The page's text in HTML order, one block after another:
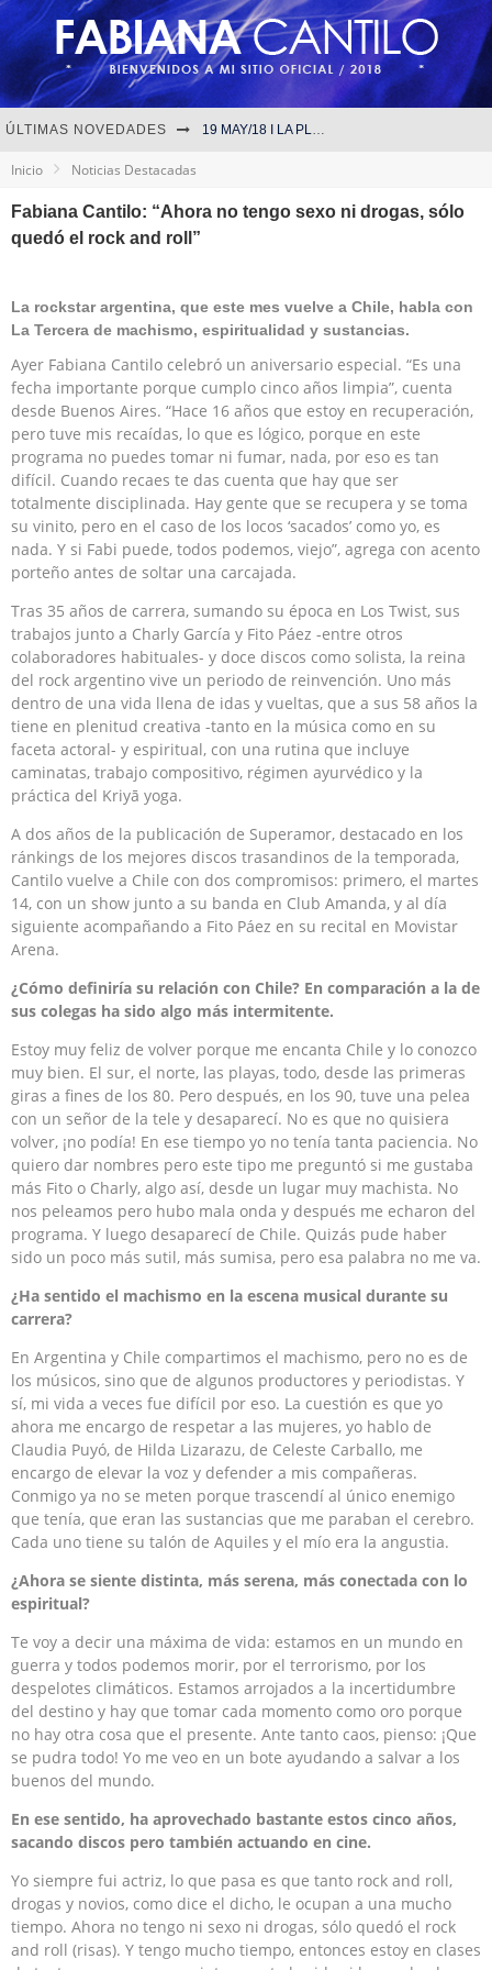
ÚLTIMAS NOVEDADES 19 MAY/18 I LA PLATA
01 ABR/18 I CORDOBA
Inicio Noticias Destacadas
Fabiana Cantilo: “Ahora no tengo sexo ni drogas, sólo
quedó el rock and roll”
La rockstar argentina, que este mes vuelve a Chile, habla con
La Tercera de machismo, espiritualidad y sustancias.
Ayer Fabiana Cantilo celebró un aniversario especial. “Es una
fecha importante porque cumplo cinco años limpia”, cuenta
desde Buenos Aires. “Hace 16 años que estoy en recuperación,
pero tuve mis recaídas, lo que es lógico, porque en este
programa no puedes tomar ni fumar, nada, por eso es tan
difícil. Cuando recaes te das cuenta que hay que ser
totalmente disciplinada. Hay gente que se recupera y se toma
su vinito, pero en el caso de los locos ‘sacados’ como yo, es
nada. Y si Fabi puede, todos podemos, viejo”, agrega con acento
porteño antes de soltar una carcajada.
Tras 35 años de carrera, sumando su época en Los Twist, sus
trabajos junto a Charly García y Fito Páez -entre otros
colaboradores habituales- y doce discos como solista, la reina
del rock argentino vive un periodo de reinvención. Uno más
dentro de una vida llena de idas y vueltas, que a sus 58 años la
tiene en plenitud creativa -tanto en la música como en su
faceta actoral- y espiritual, con una rutina que incluye
caminatas, trabajo compositivo, régimen ayurvédico y la
práctica del Kriyā yoga.
A dos años de la publicación de Superamor, destacado en los
ránkings de los mejores discos trasandinos de la temporada,
Cantilo vuelve a Chile con dos compromisos: primero, el martes
14, con un show junto a su banda en Club Amanda, y al día
siguiente acompañando a Fito Páez en su recital en Movistar
Arena.
¿Cómo definiría su relación con Chile? En comparación a la de
sus colegas ha sido algo más intermitente.
Estoy muy feliz de volver porque me encanta Chile y lo conozco
muy bien. El sur, el norte, las playas, todo, desde las primeras
giras a fines de los 80. Pero después, en los 90, tuve una pelea
con un señor de la tele y desaparecí. No es que no quisiera
volver, ¡no podía! En ese tiempo yo no tenía tanta paciencia. No
quiero dar nombres pero este tipo me preguntó si me gustaba
más Fito o Charly, algo así, desde un lugar muy machista. No
nos peleamos pero hubo mala onda y después me echaron del
programa. Y luego desaparecí de Chile. Quizás pude haber
sido un poco más sutil, más sumisa, pero esa palabra no me va.
¿Ha sentido el machismo en la escena musical durante su
carrera?
En Argentina y Chile compartimos el machismo, pero no es de
los músicos, sino que de algunos productores y periodistas. Y
sí, mi vida a veces fue difícil por eso. La cuestión es que yo
ahora me encargo de respetar a las mujeres, yo hablo de
Claudia Puyó, de Hilda Lizarazu, de Celeste Carballo, me
encargo de elevar la voz y defender a mis compañeras.
Conmigo ya no se meten porque trascendí al único enemigo
que tenía, que eran las sustancias que me paraban el cerebro.
Cada uno tiene su talón de Aquiles y el mío era la angustia.
¿Ahora se siente distinta, más serena, más conectada con lo
espiritual?
Te voy a decir una máxima de vida: estamos en un mundo en
guerra y todos podemos morir, por el terrorismo, por los
despelotes climáticos. Estamos arrojados a la incertidumbre
del destino y hay que tomar cada momento como oro porque
no hay otra cosa que el presente. Ante tanto caos, pienso: ¡Que
se pudra todo! Yo me veo en un bote ayudando a salvar a los
buenos del mundo.
En ese sentido, ha aprovechado bastante estos cinco años,
sacando discos pero también actuando en cine.
Yo siempre fui actriz, lo que pasa es que tanto rock and roll,
drogas y novios, como dice el dicho, le ocupan a una mucho
tiempo. Ahora no tengo ni sexo ni drogas, sólo quedó el rock
and roll (risas). Y tengo mucho tiempo, entonces estoy en clases